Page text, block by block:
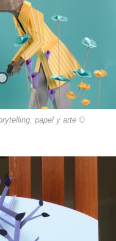
papel y arte ©